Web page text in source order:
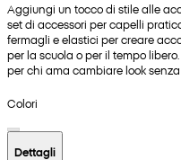
Aggiungi un tocco di stile alle
set di accessori per capelli
fermagli e elastici per creare
per la scuola o per il tempo
per chi ama cambiare look
Colori
Dettagli